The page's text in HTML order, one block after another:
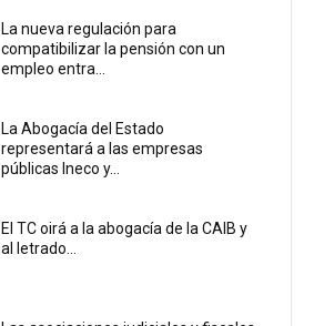
La nueva regulación para
compatibilizar la pensión con un
empleo entra...
La Abogacía del Estado
representará a las empresas
públicas Ineco y...
El TC oirá a la abogacía de la CAIB y
al letrado...